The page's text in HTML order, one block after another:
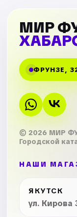
МИР
ФРУНЗЕ,
© 2026 МИР
Городской
НАШИ
ЯКУТСК
ул. Кирова